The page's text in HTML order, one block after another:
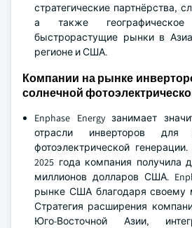
стратегические партнёрства,
а также
быстрорастущие рынки в
регионе и США.
Компании на рынке
солнечной
Enphase Energy занимает
отрасли инверторов для
фотоэлектрической
2025 года компания получила
миллионов долларов США.
рынке США благодаря своему
Стратегия расширения
Юго-Восточной Азии,